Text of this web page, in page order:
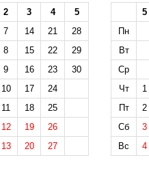
2 3 4
5
7 14 21
28
8 15 22
29
9 16 23
30
10 17
24
11 18
25
12 19
26
13 20 27
5
Пн
Вт
Ср
Чт
1
Пт
2
Сб
3
Вс
4